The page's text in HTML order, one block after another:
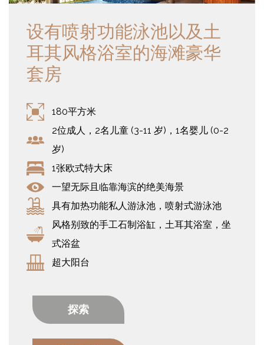
设有喷射功能泳池以及土
耳其风格浴室的海滩豪华
套房
180平方米
2位成人，2名儿童 (3-11 岁)，1名婴儿 (0-2
岁)
1张欧式特大床
一望无际且临靠海滨的绝美海景
具有加热功能私人游泳池，喷射式游泳池
风格别致的手工石制浴缸，土耳其浴室，坐
式浴盆
超大阳台
探索